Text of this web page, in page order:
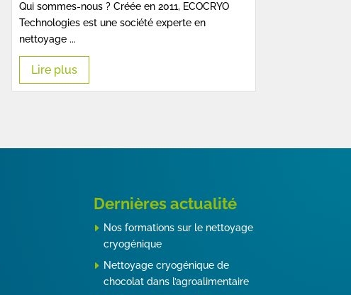
Qui sommes-nous ? Créée en 2011, ECOCRYO
Technologies est une société experte en
nettoyage ...
Lire plus
Dernières actualité
Nos formations sur le nettoyage
cryogénique
Nettoyage cryogénique de
chocolat dans l’agroalimentaire